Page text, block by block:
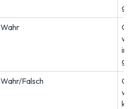
Wahr
in
Wahr/Falsch